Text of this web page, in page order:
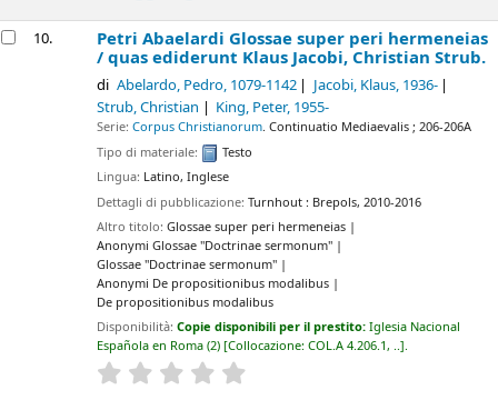
10. Petri Abaelardi Glossae super peri hermeneias
/quas ediderunt Klaus Jacobi, Christian Strub.
di Abelardo, Pedro, 1079-1142 Jacobi, Klaus, 1936-
Strub, Christian
King, Peter, 1955-
Serie:Corpus Christianorum. Continuatio Mediaevalis ; 206-206A
Tipo di materiale:
Testo
Lingua: Latino,Inglese
Dettagli di pubblicazione:Turnhout : Brepols, 2010-2016
Altro titolo:Glossae super peri hermeneias
Anonymi Glossae "Doctrinae sermonum"
Glossae "Doctrinae sermonum"
Anonymi De propositionibus modalibus
De propositionibus modalibus
Disponibilità:Copie disponibili per il prestito:Iglesia Nacional
Española en Roma (2) Collocazione:COL.A 4.206.1, .. .
star rating